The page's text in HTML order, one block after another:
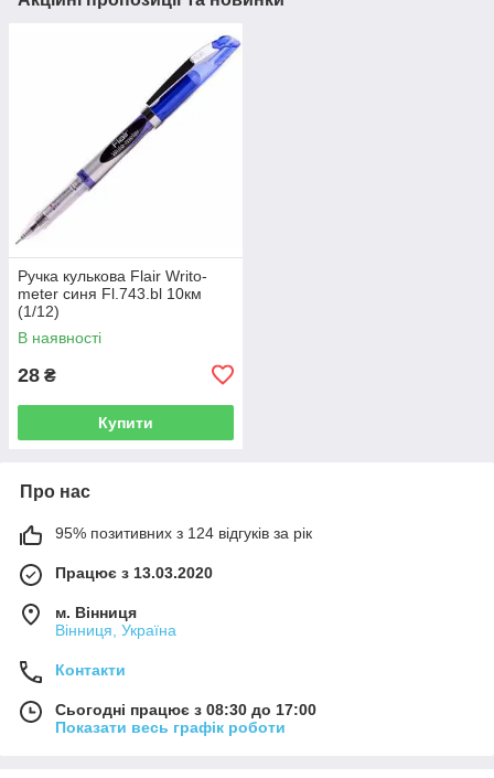
Ручка кулькова Flair Writo-
meter синя Fl.743.bl 10км
(1/12)
В наявності
28 ₴
Купити
Про нас
95% позитивних з 124 відгуків за рік
Працює з 13.03.2020
м. Вінниця
Вінниця, Україна
Контакти
Сьогодні працює з 08:30 до 17:00
Показати весь графік роботи